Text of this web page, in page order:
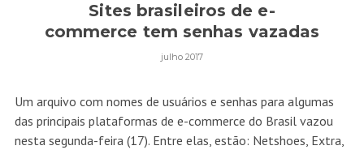
Sites brasileiros de e-
commerce tem senhas vazadas
julho 2017
Um arquivo com nomes de usuários e senhas para algumas
das principais plataformas de e-commerce do Brasil vazou
nesta segunda-feira (17). Entre elas, estão: Netshoes, Extra,